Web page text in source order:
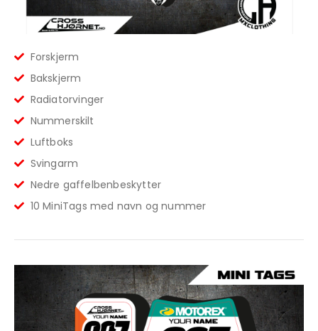
Forskjerm
Bakskjerm
Radiatorvinger
Nummerskilt
Luftboks
Svingarm
Nedre gaffelbenbeskytter
10 MiniTags med navn og nummer